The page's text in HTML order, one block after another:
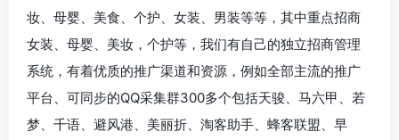
妆、母婴、美食、个护、女装、男装等等，其中重点招商
女装、母婴、美妆，个护等，我们有自己的独立招商管理
系统，有着优质的推广渠道和资源，例如全部主流的推广
平台、可同步的QQ采集群300多个包括天骏、马六甲、若
梦、千语、避风港、美丽折、淘客助手、蜂客联盟、早